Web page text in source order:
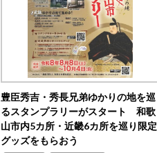
豊臣秀吉・秀長兄弟ゆかりの地を巡
るスタンプラリーがスタート 和歌
山市内5カ所・近畿6カ所を巡り限定
グッズをもらおう